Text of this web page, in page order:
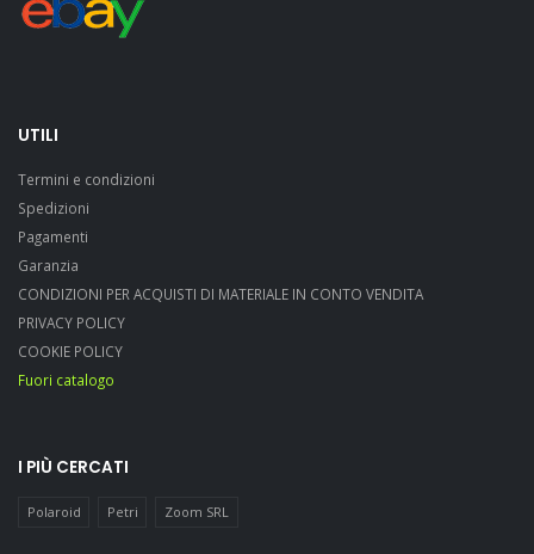
UTILI
Termini e condizioni
Spedizioni
Pagamenti
Garanzia
CONDIZIONI PER ACQUISTI DI MATERIALE IN CONTO VENDITA
PRIVACY POLICY
COOKIE POLICY
Fuori catalogo
I PIÙ CERCATI
Polaroid Petri Zoom SRL